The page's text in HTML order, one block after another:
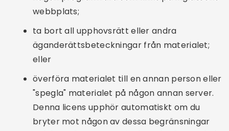
webbplats;
ta bort all upphovsrätt eller andra
äganderättsbeteckningar från materialet;
eller
överföra materialet till en annan person eller
"spegla" materialet på någon annan server.
Denna licens upphör automatiskt om du
bryter mot någon av dessa begränsningar